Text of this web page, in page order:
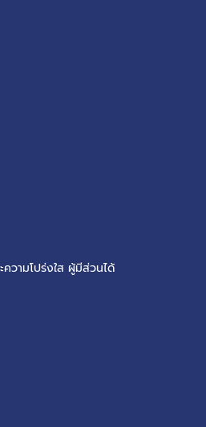
วามโปร่งใส ผู้มีส่วนได้